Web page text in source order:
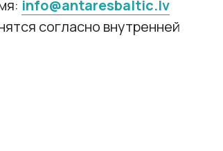
info@antaresbaltic.lv
согласно внутренней